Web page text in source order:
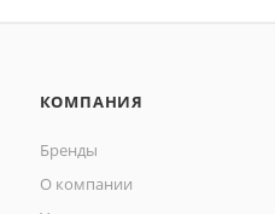
КОМПАНИЯ
Бренды
О компании